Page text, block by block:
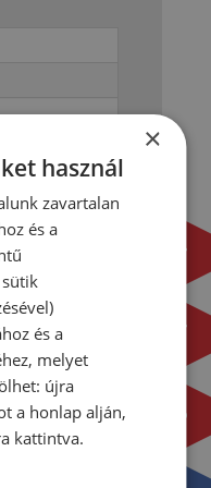
×
használ
zavartalan
és a
és a
melyet
újra
a honlap alján,
kattintva.